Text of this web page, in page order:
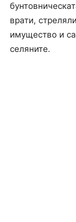
врати,
имущество и
селяните.